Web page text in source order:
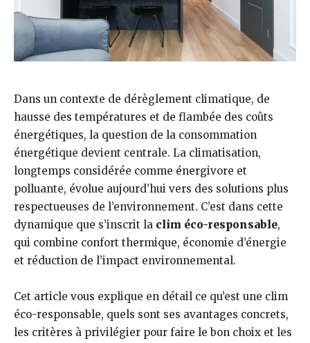
Dans un contexte de dérèglement climatique, de
hausse des températures et de flambée des coûts
énergétiques, la question de la consommation
énergétique devient centrale. La climatisation,
longtemps considérée comme énergivore et
polluante, évolue aujourd’hui vers des solutions plus
respectueuses de l’environnement. C’est dans cette
dynamique que s’inscrit la clim éco-responsable,
qui combine confort thermique, économie d’énergie
et réduction de l’impact environnemental.
Cet article vous explique en détail ce qu’est une clim
éco-responsable, quels sont ses avantages concrets,
les critères à privilégier pour faire le bon choix et les